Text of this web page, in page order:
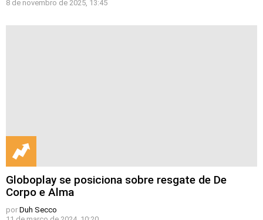
8 de novembro de 2025, 13:45
Globoplay se posiciona sobre resgate de De
Corpo e Alma
por Duh Secco